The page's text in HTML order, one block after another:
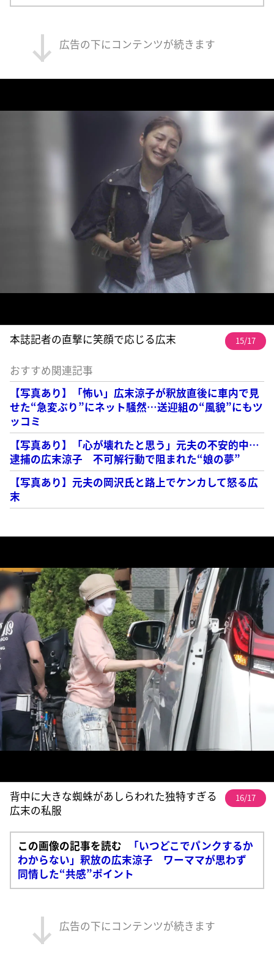
広告の下にコンテンツが続きます
本誌記者の直撃に笑顔で応じる広末 15/17
おすすめ関連記事
【写真あり】「怖い」広末涼子が釈放直後に車内で見
せた“急変ぶり”にネット騒然…送迎組の“風貌”にもツ
ッコミ
【写真あり】「心が壊れたと思う」元夫の不安的中…
逮捕の広末涼子 不可解行動で阻まれた“娘の夢”
【写真あり】元夫の岡沢氏と路上でケンカして怒る広
末
背中に大きな蜘蛛があしらわれた独特すぎる
広末の私服
16/17
この画像の記事を読む
「いつどこでパンクするか
わからない」釈放の広末涼子 ワーママが思わず
同情した“共感”ポイント
広告の下にコンテンツが続きます